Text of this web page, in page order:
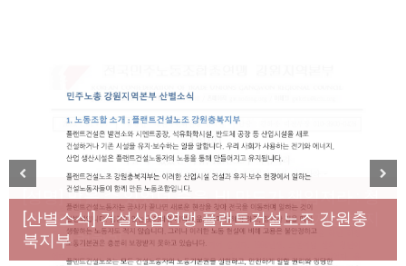
[성명] 막을 수 있었던 죽음, HL만도가 책임져라 : 청
년노동자 사망사고의 철저한 진상규명과 재발방지
대책 마련하라
[산별소식] 건설산업연맹 플랜트건설노조 강원충
북지부
Previous Next